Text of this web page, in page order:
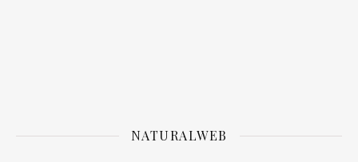
NATURALWEB